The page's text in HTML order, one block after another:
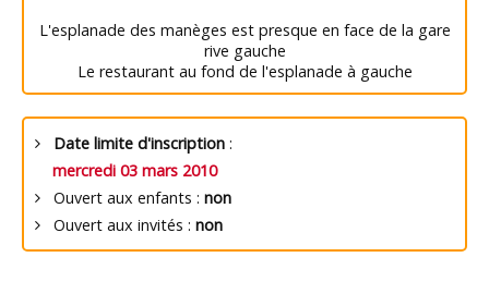
L'esplanade des manèges est presque en face de la gare
rive gauche
Le restaurant au fond de l'esplanade à gauche
Date limite d'inscription :
mercredi 03 mars 2010
Ouvert aux enfants : non
Ouvert aux invités : non